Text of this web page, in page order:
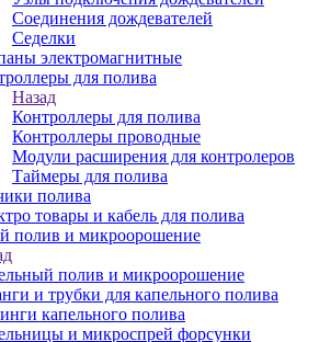
Соединения дождевателей
Седелки
электромагнитные
для полива
Назад
Контроллеры для полива
Контроллеры проводные
Модули расширения для контролеров
Таймеры для полива
полива
товары и кабель для полива
полив и микроорошение
полив и микроорошение
и трубки для капельного полива
капельного полива
и микроспрей форсунки